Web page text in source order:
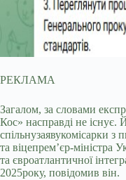
РЕКЛАМА
Загалом, за словами
Кос» насправді не існує.
спільнузаявукомісарки
та віцепрем’єр-міністра
та євроатлантичної
2025року, повідомив він.